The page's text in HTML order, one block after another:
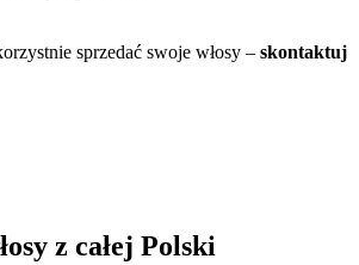
sprzedać swoje włosy – skontaktuj
z całej Polski